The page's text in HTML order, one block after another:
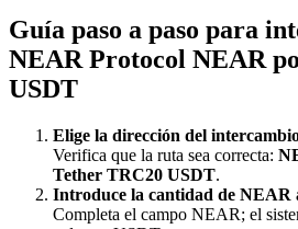
Guía paso a paso para
NEAR Protocol NEAR
USDT
Elige la dirección del
Verifica que la ruta sea correcta:
Tether TRC20 USDT.
Introduce la cantidad de NEAR
Completa el campo NEAR; el